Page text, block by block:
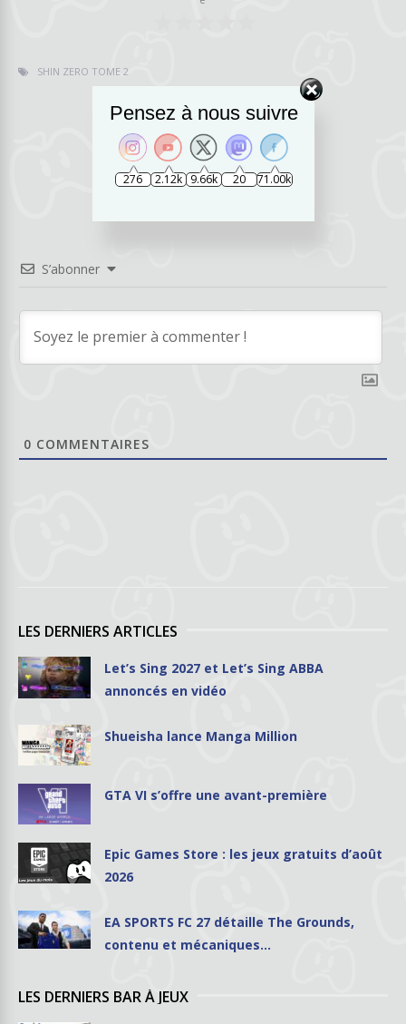
SHIN ZERO TOME 2
svpl4y
S’abonner
0 COMMENTAIRES
LES DERNIERS ARTICLES
Let’s Sing 2027 et Let’s Sing ABBA
annoncés en vidéo
Shueisha lance Manga Million
GTA VI s’offre une avant-première
Epic Games Store : les jeux gratuits d’août
2026
EA SPORTS FC 27 détaille The Grounds,
contenu et mécaniques…
LES DERNIERS BAR À JEUX
Pensez à nous suivre
276 2.12k 9.66k 20 71.00k